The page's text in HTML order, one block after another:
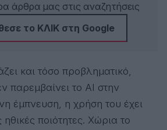
άρθρα μας στις αναζητήσεις
το ΚΛΙΚ στη Google
και τόσο προβληματικό,
παρεμβαίνει το AI στην
έμπνευση, η χρήση του έχει
ηθικές ποιότητες. Χώρια το